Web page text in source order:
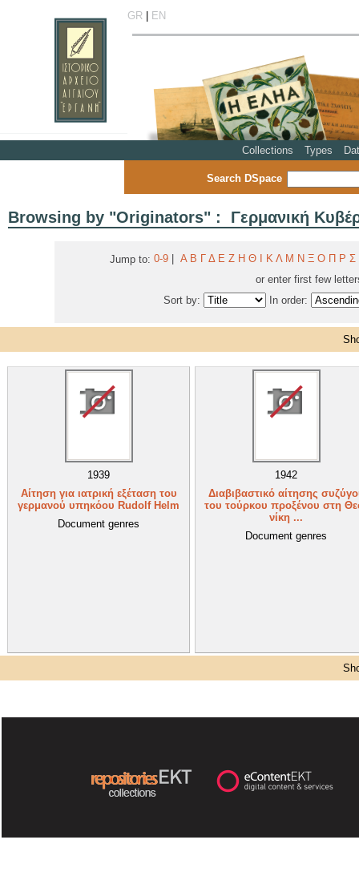
GR| EN
Collections Types
Search DSpace
Browsing by "Originators" : Γερμανική
Jump to: 0-9 Α Β Γ Δ Ε Ζ Η Θ Κ Λ Μ Ν Ξ Ο Π Ρ Σ
or enter first few
Sort by:
In order:
1939
Αίτηση για ιατρική εξέταση του
γερμανού υπηκόου Rudolf Helm
Document genres
1942
Διαβιβαστικό αίτησης
του τούρκου προξένου στη
νίκη ...
Document genres